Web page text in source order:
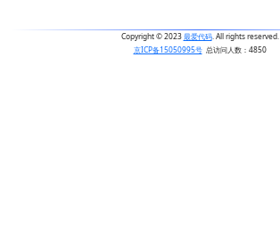
Copyright © 2023最爱代码. All rights reserved.
京ICP备15050995号 总访问人数： 4850